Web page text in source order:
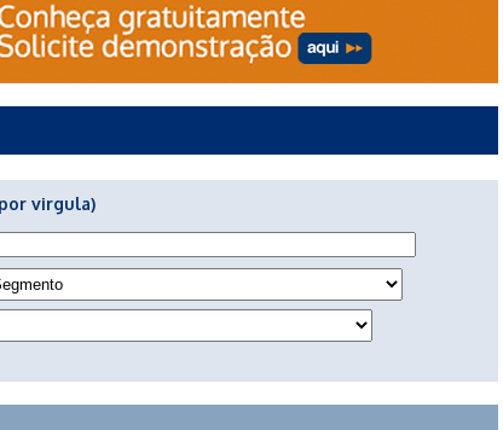
virgula)